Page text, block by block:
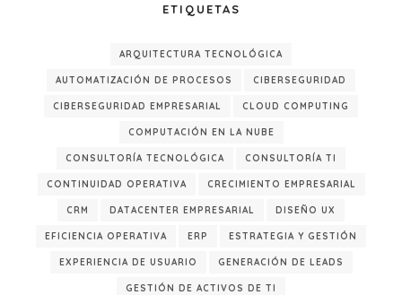
ETIQUETAS
ARQUITECTURA TECNOLÓGICA
AUTOMATIZACIÓN DE PROCESOS CIBERSEGURIDAD
CIBERSEGURIDAD EMPRESARIAL CLOUD COMPUTING
COMPUTACIÓN EN LA NUBE
CONSULTORÍA TECNOLÓGICA CONSULTORÍA TI
CONTINUIDAD OPERATIVA CRECIMIENTO EMPRESARIAL
CRM DATACENTER EMPRESARIAL DISEÑO UX
EFICIENCIA OPERATIVA ERP ESTRATEGIA Y GESTIÓN
EXPERIENCIA DE USUARIO GENERACIÓN DE LEADS
GESTIÓN DE ACTIVOS DE TI